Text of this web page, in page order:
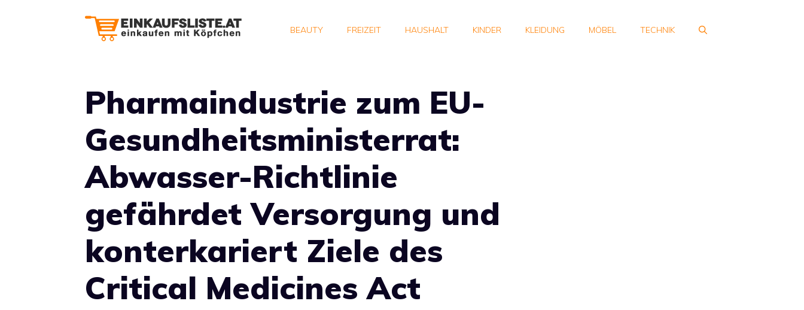
BEAUTY FREIZEIT HAUSHALT KINDER KLEIDUNG MÖBEL TECHNIK
Pharmaindustrie zum EU-
Gesundheitsministerrat:
Abwasser-Richtlinie
gefährdet Versorgung und
konterkariert Ziele des
Critical Medicines Act